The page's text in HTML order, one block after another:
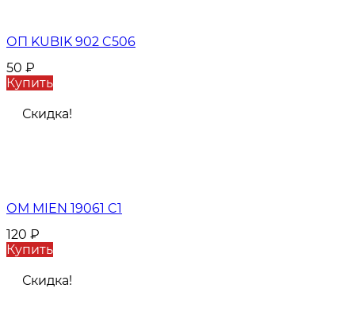
ОП KUBIK 902 C506
50 ₽
Купить
Скидка!
ОМ MIEN 19061 C1
120 ₽
Купить
Скидка!